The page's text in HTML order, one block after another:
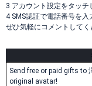
3 アカウント設定をタッチ
4 SMS認証で電話番号を
ぜひ気軽にコメントしてく
Send free or paid gifts to
original avatar!